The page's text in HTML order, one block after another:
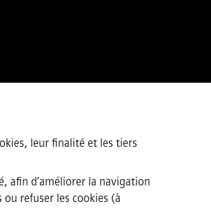
leur finalité et les tiers
afin d’améliorer la navigation
refuser les cookies (à